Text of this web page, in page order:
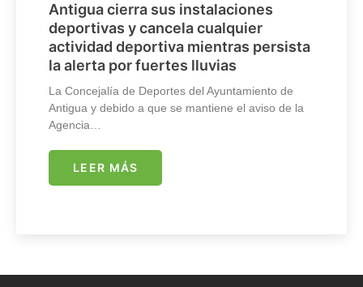
Antigua cierra sus instalaciones
deportivas y cancela cualquier
actividad deportiva mientras persista
la alerta por fuertes lluvias
La Concejalía de Deportes del Ayuntamiento de
Antigua y debido a que se mantiene el aviso de la
Agencia…
LEER MÁS